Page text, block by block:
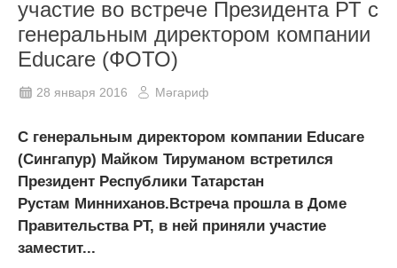
участие во встрече Президента РТ с
генеральным директором компании
Educare (ФОТО)
28 января 2016 Мәгариф
С генеральным директором компании Educare
(Сингапур) Майком Тируманом встретился
Президент Республики Татарстан
Рустам Минниханов.Встреча прошла в Доме
Правительства РТ, в ней приняли участие
заместит...